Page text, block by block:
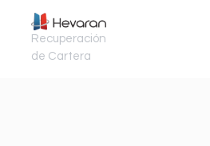
Recuperación
de Cartera